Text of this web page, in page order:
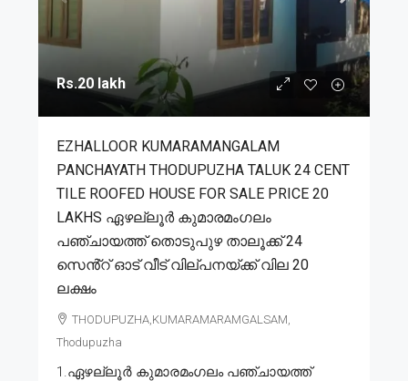
Rs.20 lakh
EZHALLOOR KUMARAMANGALAM
PANCHAYATH THODUPUZHA TALUK 24 CENT
TILE ROOFED HOUSE FOR SALE PRICE 20
LAKHS ഏഴല്ലൂർ കുമാരമംഗലം
പഞ്ചായത്ത് തൊടുപുഴ താലൂക്ക് 24
സെൻ്റ് ഓട് വീട് വില്പനയ്ക്ക് വില 20
ലക്ഷം
THODUPUZHA,KUMARAMARAMGALSAM,
Thodupuzha
1.ഏഴല്ലൂർ കുമാരമംഗലം പഞ്ചായത്ത്